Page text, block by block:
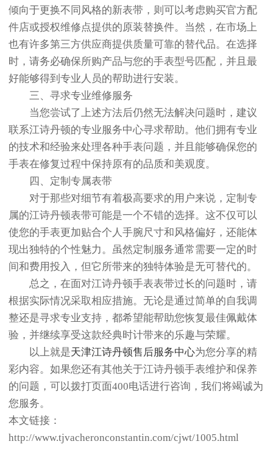
倾向于更换不同风格的新表带，则可以考虑购买官方配
件店或授权维修点提供的原装替换件。当然，在市场上
也有许多第三方供应商提供质量可靠的替代品。在选择
时，请务必确保所购产品与您的手表型号匹配，并且最
好能够得到专业人员的帮助进行安装。
三、寻求专业维修服务
当您尝试了上述方法后仍然无法解决问题时，建议
联系江诗丹顿的专业服务中心寻求帮助。他们拥有专业
的技术和经验来处理各种手表问题，并且能够确保您的
手表在修复过程中保持原有的品质和美观度。
四、定制专属表带
对于那些对细节有着极高要求的用户来说，定制专
属的江诗丹顿表带可能是一个不错的选择。这不仅可以
使您的手表更加贴合个人手腕尺寸和风格偏好，还能体
现出独特的个性魅力。虽然定制服务通常需要一定的时
间和费用投入，但它所带来的独特体验是无可替代的。
总之，在面对江诗丹顿手表表带过长的问题时，请
根据实际情况采取相应措施。无论是通过简单的自我调
整还是寻求专业支持，都希望能帮助您恢复最佳佩戴体
验，并继续享受这款经典时计带来的乐趣与荣耀。
以上就是天津江诗丹顿售后服务中心为您分享的精
彩内容。如果您还有其他关于江诗丹顿手表维护和保养
的问题，可以拨打页面400电话进行咨询，我们将竭诚为
您服务。
本文链接：
http://www.tjvacheronconstantin.com/cjwt/1005.html